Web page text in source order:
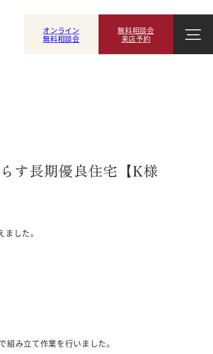
オンライン
無料相談会
無料相談会
来店予約
す長期優良住宅【K様
した。
み立て作業を行いました。